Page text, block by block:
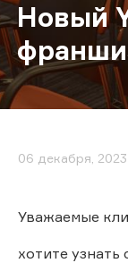
Новый
06 декабря, 2023
Уважаемые
хотите